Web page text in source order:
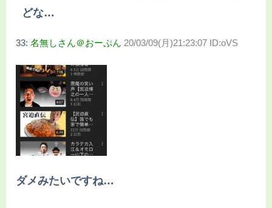
どな…
33: 名無しさん＠おーぷん 20/03/09(月)21:23:07 ID:oVS
ダメみたいですね…